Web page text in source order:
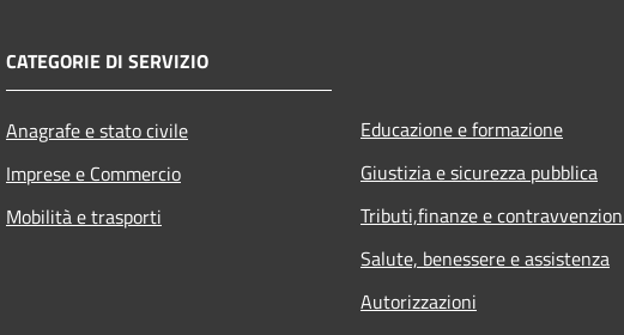
CATEGORIE DI SERVIZIO
Anagrafe e stato civile
Imprese e Commercio
Mobilità e trasporti
Educazione e formazione
Giustizia e sicurezza pubblica
Tributi,finanze e
Salute, benessere e assistenza
Autorizzazioni